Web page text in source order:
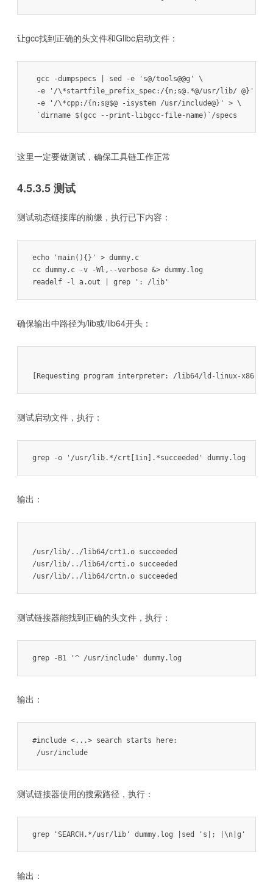
让gcc找到正确的头文件和Glibc启动文件：
gcc -dumpspecs | sed -e 's@/tools@@g' \
-e '/\*startfile_prefix_spec:/{n;s@.*@/usr/lib/ @}' \
-e '/\*cpp:/{n;s@$@ -isystem /usr/include@}' > \
这里一定要做测试，确保工具链工作正常
4.5.3.5 测试
测试动态链接库的前缀，执行已下内容：
echo 'main(){}' > dummy.c
cc dummy.c -v -Wl,--verbose &> dummy.log
readelf -l a.out | grep ': /lib'
确保输出中路径为/lib或/lib64开头：
[Requesting program interpreter: /lib64/ld-linux-x86-
测试启动文件，执行：
grep -o '/usr/lib.*/crt[1in].*succeeded' dummy.log
输出：
/usr/lib/../lib64/crt1.o succeeded
/usr/lib/../lib64/crti.o succeeded
/usr/lib/../lib64/crtn.o succeeded
测试链接器能找到正确的头文件，执行：
grep -B1 '^ /usr/include' dummy.log
输出：
#include <...> search starts here:
/usr/include
测试链接器使用的搜索路径，执行：
grep 'SEARCH.*/usr/lib' dummy.log |sed 's|; |\n|g'
输出：